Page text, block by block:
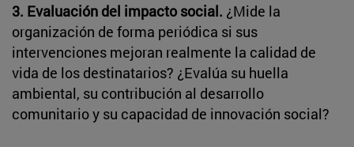
3. Evaluación del impacto social. ¿Mide la
organización de forma periódica si sus
intervenciones mejoran realmente la calidad de
vida de los destinatarios? ¿Evalúa su huella
ambiental, su contribución al desarrollo
comunitario y su capacidad de innovación social?